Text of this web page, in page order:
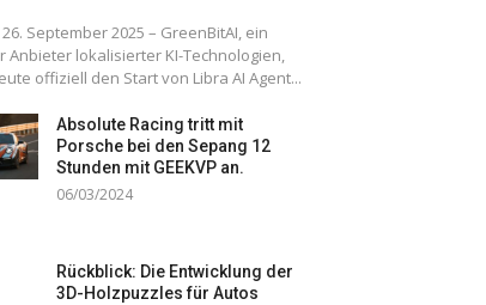
September 2025 – GreenBitAI, ein
Anbieter lokalisierter KI-Technologien,
offiziell den Start von Libra AI Agent...
Absolute Racing tritt mit
Porsche bei den Sepang 12
Stunden mit GEEKVP an.
06/03/2024
Rückblick: Die Entwicklung der
3D-Holzpuzzles für Autos